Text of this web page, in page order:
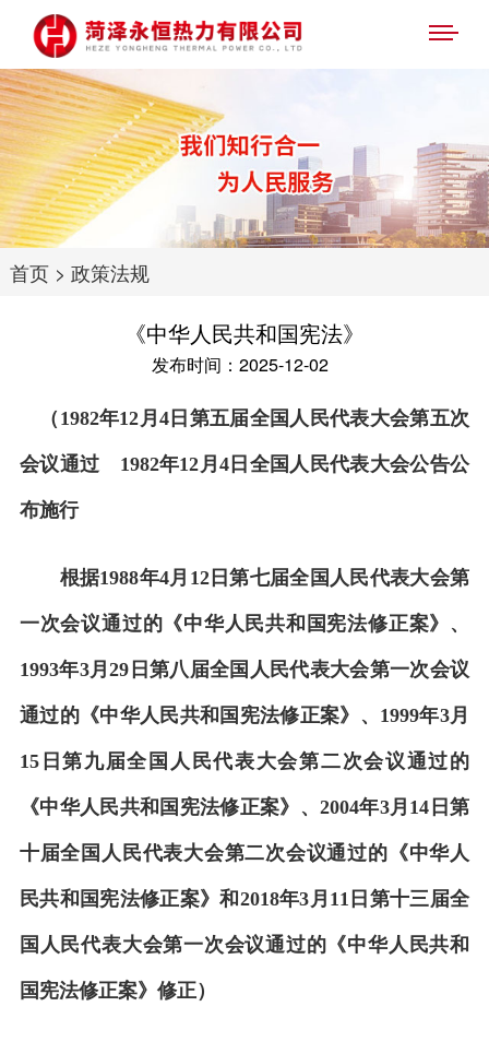
首页> 政策法规
《中华人民共和国宪法》
发布时间：2025-12-02
（1982年12月4日第五届全国人民代表大会第五次
会议通过 1982年12月4日全国人民代表大会公告公
布施行
根据1988年4月12日第七届全国人民代表大会第
一次会议通过的《中华人民共和国宪法修正案》、
1993年3月29日第八届全国人民代表大会第一次会议
通过的《中华人民共和国宪法修正案》、1999年3月
15日第九届全国人民代表大会第二次会议通过的
《中华人民共和国宪法修正案》、2004年3月14日第
十届全国人民代表大会第二次会议通过的《中华人
民共和国宪法修正案》和2018年3月11日第十三届全
国人民代表大会第一次会议通过的《中华人民共和
国宪法修正案》修正）